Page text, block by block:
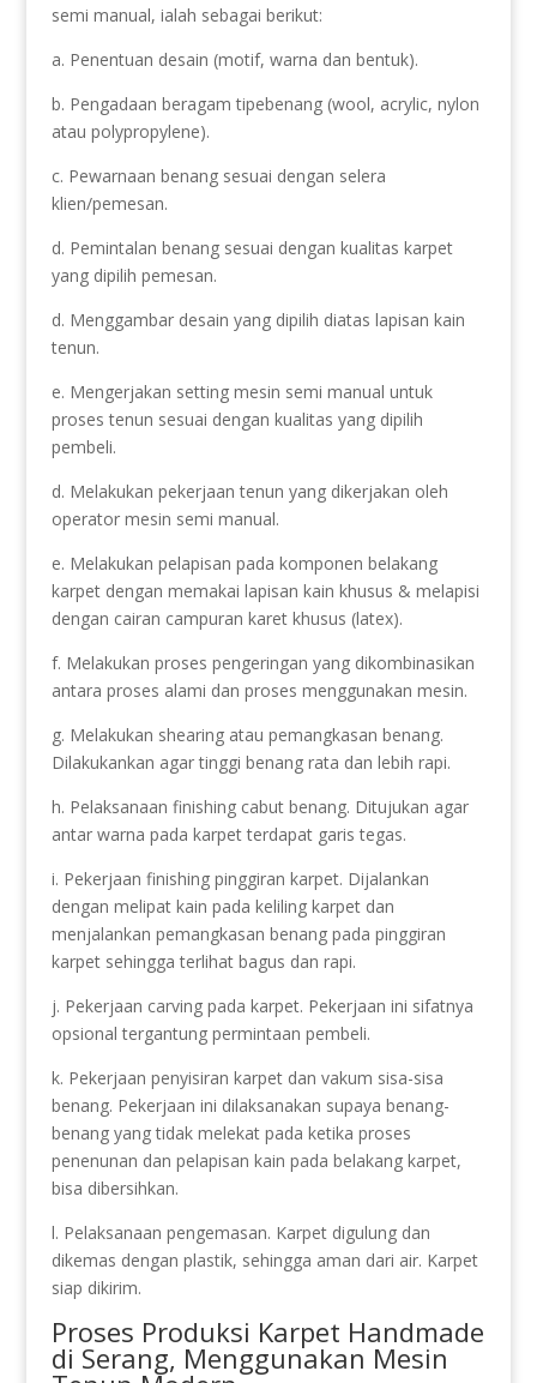
semi manual, ialah sebagai berikut:
a. Penentuan desain (motif, warna dan bentuk).
b. Pengadaan beragam tipebenang (wool, acrylic, nylon
atau polypropylene).
c. Pewarnaan benang sesuai dengan selera
klien/pemesan.
d. Pemintalan benang sesuai dengan kualitas karpet
yang dipilih pemesan.
d. Menggambar desain yang dipilih diatas lapisan kain
tenun.
e. Mengerjakan setting mesin semi manual untuk
proses tenun sesuai dengan kualitas yang dipilih
pembeli.
d. Melakukan pekerjaan tenun yang dikerjakan oleh
operator mesin semi manual.
e. Melakukan pelapisan pada komponen belakang
karpet dengan memakai lapisan kain khusus & melapisi
dengan cairan campuran karet khusus (latex).
f. Melakukan proses pengeringan yang dikombinasikan
antara proses alami dan proses menggunakan mesin.
g. Melakukan shearing atau pemangkasan benang.
Dilakukankan agar tinggi benang rata dan lebih rapi.
h. Pelaksanaan finishing cabut benang. Ditujukan agar
antar warna pada karpet terdapat garis tegas.
i. Pekerjaan finishing pinggiran karpet. Dijalankan
dengan melipat kain pada keliling karpet dan
menjalankan pemangkasan benang pada pinggiran
karpet sehingga terlihat bagus dan rapi.
j. Pekerjaan carving pada karpet. Pekerjaan ini sifatnya
opsional tergantung permintaan pembeli.
k. Pekerjaan penyisiran karpet dan vakum sisa-sisa
benang. Pekerjaan ini dilaksanakan supaya benang-
benang yang tidak melekat pada ketika proses
penenunan dan pelapisan kain pada belakang karpet,
bisa dibersihkan.
l. Pelaksanaan pengemasan. Karpet digulung dan
dikemas dengan plastik, sehingga aman dari air. Karpet
siap dikirim.
Proses Produksi Karpet Handmade
di Serang, Menggunakan Mesin